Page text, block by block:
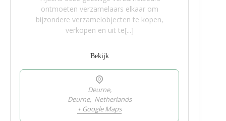
ontmoeten verzamelaars elkaar om
bijzondere verzamelobjecten te kopen,
verkopen en uit te[...]
Bekijk
Deurne,
Deurne, Netherlands
+ Google Maps